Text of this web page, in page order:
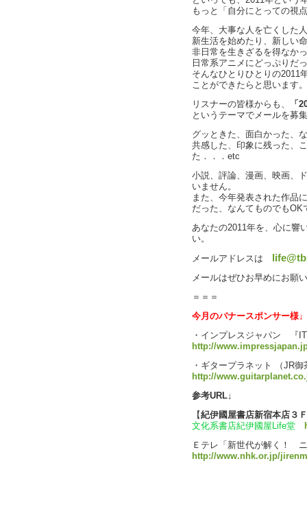
もっと「自分にとっての視
今年、大事な人を亡くした
新生活を始めたり、新しい
非日常を生きざるを得なか
日常系アニメにどっぷりだ
そんなひとりひとりの2011
ことができたらと思います。
リスナーの皆様からも、
「
というテーマでメールを募
グッときた、面白かった、
共感した、印象に残った、
た．．．etc
小説、評論、漫画、映画、
いません。
また、今年発表された作品
だった、なんてものでもOK
あなたの2011年を、心に響
い。
メールアドレスは
メールはぜひお早めにお願
＝＝＝
今月のバナースポンサー様↓
・インプレスジャパン 『
http://
・ギタープラネット （JR
http://
参考URL↓
【紀伊國屋書店新宿本店３Ｆ
文化系書店紀伊國屋Life堂
Ｅテレ「新世代が解く！
http://www.nhk.or.jp/